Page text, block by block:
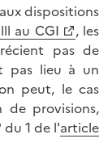
dispositions
au CGI
, les
pas de
pas lieu à un
peut, le cas
de provisions,
1 de l'article